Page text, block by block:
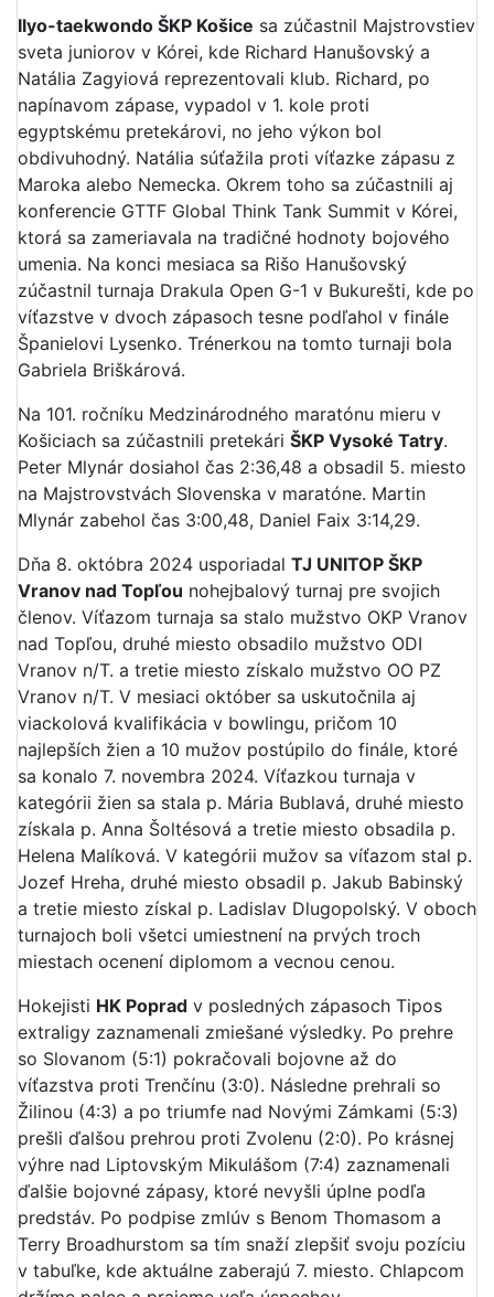
Ilyo-taekwondo ŠKP Košice sa zúčastnil Majstrovstiev
sveta juniorov v Kórei, kde Richard Hanušovský a
Natália Zagyiová reprezentovali klub. Richard, po
napínavom zápase, vypadol v 1. kole proti
egyptskému pretekárovi, no jeho výkon bol
obdivuhodný. Natália súťažila proti víťazke zápasu z
Maroka alebo Nemecka. Okrem toho sa zúčastnili aj
konferencie GTTF Global Think Tank Summit v Kórei,
ktorá sa zameriavala na tradičné hodnoty bojového
umenia. Na konci mesiaca sa Rišo Hanušovský
zúčastnil turnaja Drakula Open G-1 v Bukurešti, kde po
víťazstve v dvoch zápasoch tesne podľahol v finále
Španielovi Lysenko. Trénerkou na tomto turnaji bola
Gabriela Briškárová.
Na 101. ročníku Medzinárodného maratónu mieru v
Košiciach sa zúčastnili pretekári ŠKP Vysoké Tatry.
Peter Mlynár dosiahol čas 2:36,48 a obsadil 5. miesto
na Majstrovstvách Slovenska v maratóne. Martin
Mlynár zabehol čas 3:00,48, Daniel Faix 3:14,29.
Dňa 8. októbra 2024 usporiadal TJ UNITOP ŠKP
Vranov nad Topľou nohejbalový turnaj pre svojich
členov. Víťazom turnaja sa stalo mužstvo OKP Vranov
nad Topľou, druhé miesto obsadilo mužstvo ODI
Vranov n/T. a tretie miesto získalo mužstvo OO PZ
Vranov n/T. V mesiaci október sa uskutočnila aj
viackolová kvalifikácia v bowlingu, pričom 10
najlepších žien a 10 mužov postúpilo do finále, ktoré
sa konalo 7. novembra 2024. Víťazkou turnaja v
kategórii žien sa stala p. Mária Bublavá, druhé miesto
získala p. Anna Šoltésová a tretie miesto obsadila p.
Helena Malíková. V kategórii mužov sa víťazom stal p.
Jozef Hreha, druhé miesto obsadil p. Jakub Babinský
a tretie miesto získal p. Ladislav Dlugopolský. V oboch
turnajoch boli všetci umiestnení na prvých troch
miestach ocenení diplomom a vecnou cenou.
Hokejisti HK Poprad v posledných zápasoch Tipos
extraligy zaznamenali zmiešané výsledky. Po prehre
so Slovanom (5:1) pokračovali bojovne až do
víťazstva proti Trenčínu (3:0). Následne prehrali so
Žilinou (4:3) a po triumfe nad Novými Zámkami (5:3)
prešli ďalšou prehrou proti Zvolenu (2:0). Po krásnej
výhre nad Liptovským Mikulášom (7:4) zaznamenali
ďalšie bojovné zápasy, ktoré nevyšli úplne podľa
predstáv. Po podpise zmlúv s Benom Thomasom a
Terry Broadhurstom sa tím snaží zlepšiť svoju pozíciu
v tabuľke, kde aktuálne zaberajú 7. miesto. Chlapcom